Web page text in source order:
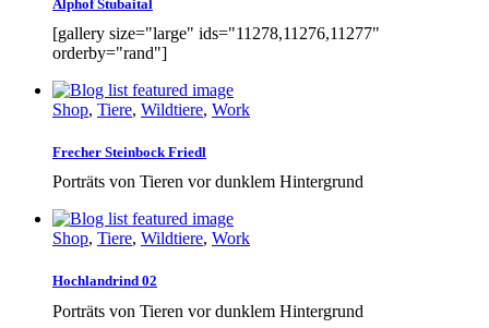
Alphof Stubaital
[gallery size="large" ids="11278,11276,11277"
orderby="rand"]
Shop, Tiere, Wildtiere, Work
Frecher Steinbock Friedl
Porträts von Tieren vor dunklem Hintergrund
Shop, Tiere, Wildtiere, Work
Hochlandrind 02
Porträts von Tieren vor dunklem Hintergrund